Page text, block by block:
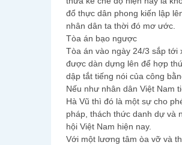
đổ thực dân phong kiến lập
nhân dân ta thời đó mơ ước.
Tòa án bạo ngược
Tòa án vào ngày 24/3 sắp tới
được dàn dựng lên để hợp
dập tắt tiếng nói của công
Nếu như nhân dân Việt Nam
Hà Vũ thì đó là một sự cho
pháp, thách thức danh dự và
hội Việt Nam hiện nay.
Với một lương tâm òa vỡ và